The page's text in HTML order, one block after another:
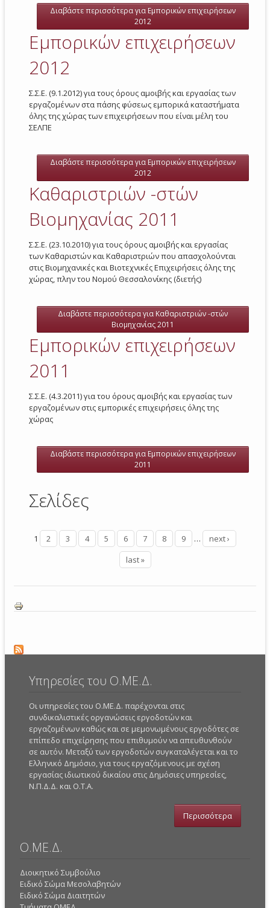
Διαβάστε περισσότεραγια Εμπορικών επιχειρήσεων
2012
Εμπορικών επιχειρήσεων
2012
Σ.Σ.Ε. (9.1.2012) για τους όρους αμοιβής και εργασίας των
εργαζομένων στα πάσης φύσεως εμπορικά καταστήματα
όλης της χώρας των επιχειρήσεων που είναι μέλη του
ΣΕΛΠΕ
Διαβάστε περισσότεραγια Εμπορικών επιχειρήσεων
2012
Καθαριστριών -στών
Βιομηχανίας 2011
Σ.Σ.Ε. (23.10.2010) για τους όρους αμοιβής και εργασίας
των Καθαριστών και Καθαριστριών που απασχολούνται
στις Βιομηχανικές και Βιοτεχνικές Επιχειρήσεις όλης της
χώρας, πλην του Νομού Θεσσαλονίκης (διετής)
Διαβάστε περισσότεραγια Καθαριστριών -στών
Βιομηχανίας 2011
Εμπορικών επιχειρήσεων
2011
Σ.Σ.Ε. (4.3.2011) για του όρους αμοιβής και εργασίας των
εργαζομένων στις εμπορικές επιχειρήσεις όλης της
χώρας
Διαβάστε περισσότεραγια Εμπορικών επιχειρήσεων
2011
Σελίδες
1 2 3 4 5 6 7 8 9 …
next ›
last »
Υπηρεσίες του Ο.ΜΕ.Δ.
Οι υπηρεσίες του Ο.ΜΕ.Δ. παρέχονται στις
συνδικαλιστικές οργανώσεις εργοδοτών και
εργαζομένων καθώς και σε μεμονωμένους εργοδότες σε
επίπεδο επιχείρησης που επιθυμούν να απευθυνθούν
σε αυτόν. Μεταξύ των εργοδοτών συγκαταλέγεται και το
Ελληνικό Δημόσιο, για τους εργαζόμενους με σχέση
εργασίας ιδιωτικού δικαίου στις Δημόσιες υπηρεσίες,
Ν.Π.Δ.Δ. και Ο.Τ.Α.
Περισσότερα
Ο.ΜΕ.Δ.
Διοικητικό Συμβούλιο
Ειδικό Σώμα Μεσολαβητών
Ειδικό Σώμα Διαιτητών